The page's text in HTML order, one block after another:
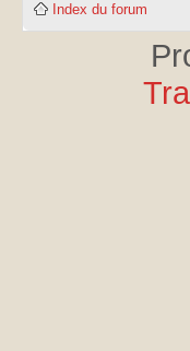
Index du forum